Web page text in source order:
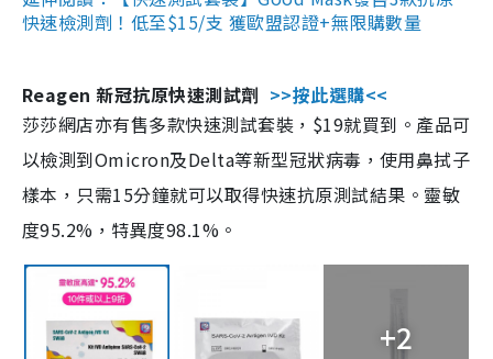
快速檢測劑！低至$15/支 獲歐盟認證+無限購數量
Reagen 新冠抗原快速測試劑 >>按此選購<<
莎莎網店亦有售多款快速測試套裝，$19就買到。產品可
以檢測到Omicron及Delta等新型冠狀病毒，使用鼻拭子
樣本，只需15分鐘就可以取得快速抗原測試結果。靈敏
度95.2%，特異度98.1%。
+2